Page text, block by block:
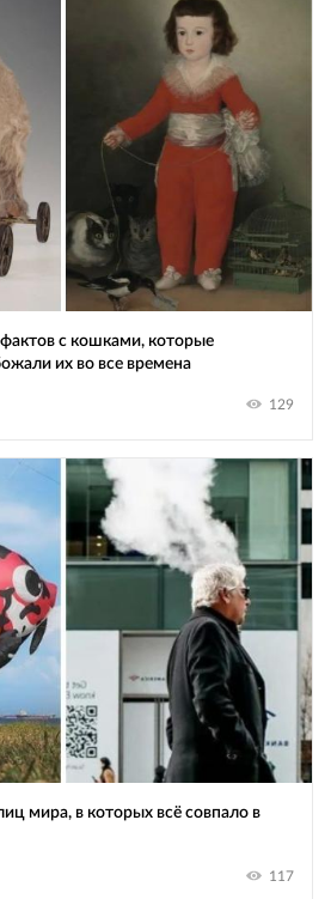
с кошками, которые
их во все времена
129
мира, в которых всё совпало в
117